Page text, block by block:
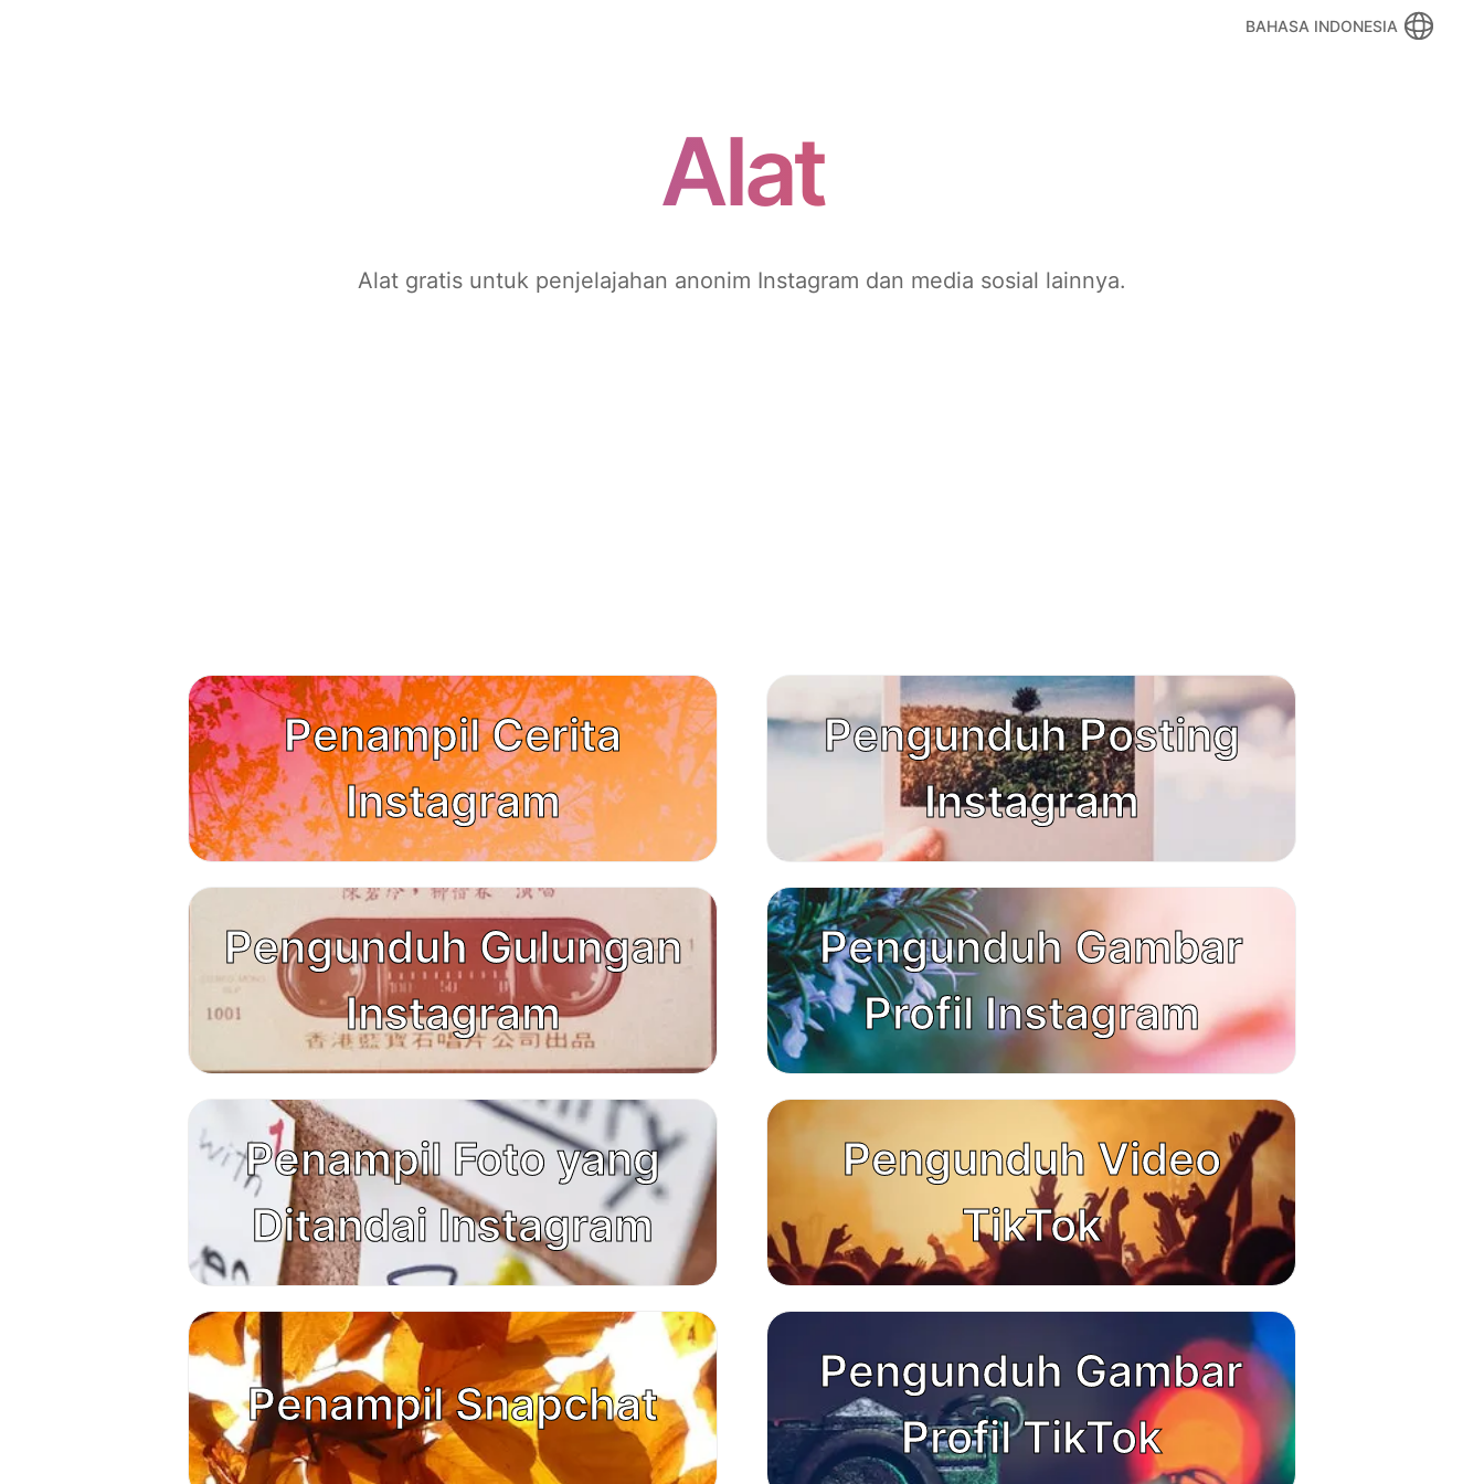
BAHASA INDONESIA
Alat
Alat gratis untuk penjelajahan anonim Instagram dan media sosial lainnya.
Penampil Cerita
Instagram
Pengunduh Posting
Instagram
Pengunduh Gulungan
Instagram
Pengunduh Gambar
Profil Instagram
Penampil Foto yang
Ditandai Instagram
Pengunduh Video
TikTok
Penampil Snapchat
Pengunduh Gambar
Profil TikTok